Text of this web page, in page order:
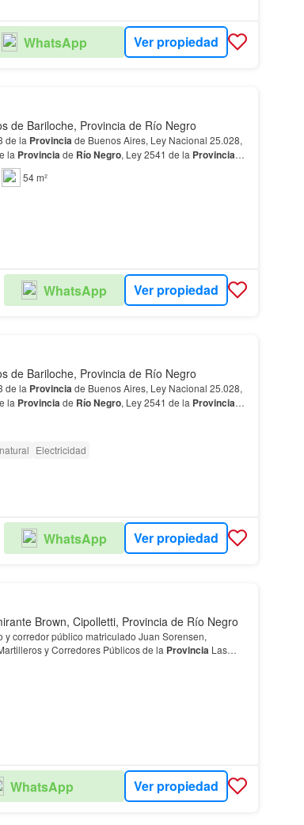
WhatsApp Ver propiedad
de Bariloche, Provincia de Río Negro
de la Provinciade Buenos Aires, Ley Nacional 25.028,
la Provinciade RíoNegro, Ley 2541 de la Provincia
de la
54 m²
WhatsApp Ver propiedad
de Bariloche, Provincia de Río Negro
de la Provinciade Buenos Aires, Ley Nacional 25.028,
la Provinciade RíoNegro, Ley 2541 de la Provincia
de la
Electricidad
WhatsApp Ver propiedad
Brown, Cipolletti, Provincia de Río Negro
corredor público matriculado Juan Sorensen,
y Corredores Públicos de la Provincia Las
específicos del inmue…
WhatsApp Ver propiedad